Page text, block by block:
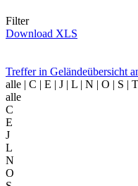
Filter
Download XLS
Treffer in Geländeübersicht
alle | C | E | J | L | N | O | S | T
alle
C
E
J
L
N
O